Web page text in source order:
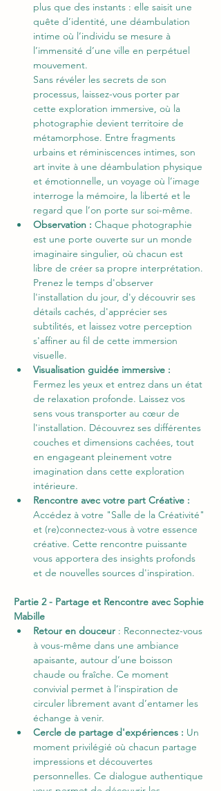
plus que des instants : elle saisit une
quête d’identité, une déambulation
intime où l’individu se mesure à
l’immensité d’une ville en perpétuel
mouvement.
Sans révéler les secrets de son
processus, laissez-vous porter par
cette exploration immersive, où la
photographie devient territoire de
métamorphose. Entre fragments
urbains et réminiscences intimes, son
art invite à une déambulation physique
et émotionnelle, un voyage où l’image
interroge la mémoire, la liberté et le
regard que l’on porte sur soi-même.
Observation : Chaque photographie
est une porte ouverte sur un monde
imaginaire singulier, où chacun est
libre de créer sa propre interprétation.
Prenez le temps d'observer
l'installation du jour, d'y découvrir ses
détails cachés, d'apprécier ses
subtilités, et laissez votre perception
s'affiner au fil de cette immersion
visuelle.
Visualisation guidée immersive :
Fermez les yeux et entrez dans un état
de relaxation profonde. Laissez vos
sens vous transporter au cœur de
l'installation. Découvrez ses différentes
couches et dimensions cachées, tout
en engageant pleinement votre
imagination dans cette exploration
intérieure.
Rencontre avec votre part Créative :
Accédez à votre "Salle de la Créativité"
et (re)connectez-vous à votre essence
créative. Cette rencontre puissante
vous apportera des insights profonds
et de nouvelles sources d'inspiration.
Partie 2 - Partage et Rencontre avec Sophie
Mabille
Retour en douceur : Reconnectez-vous
à vous-même dans une ambiance
apaisante, autour d’une boisson
chaude ou fraîche. Ce moment
convivial permet à l’inspiration de
circuler librement avant d’entamer les
échange à venir.
Cercle de partage d'expériences : Un
moment privilégié où chacun partage
impressions et découvertes
personnelles. Ce dialogue authentique